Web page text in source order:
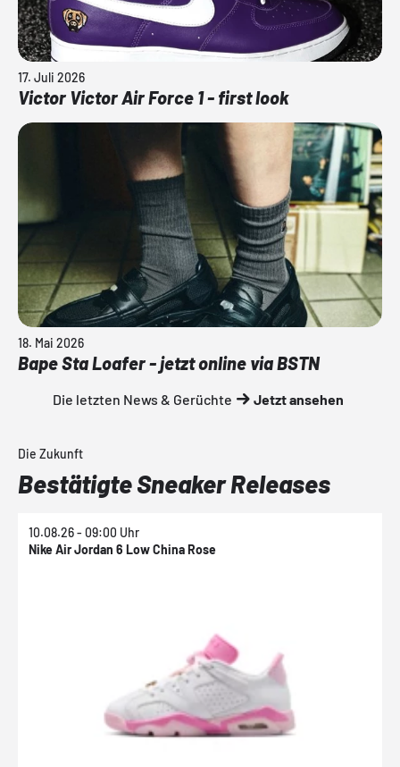
17. Juli 2026
Victor Victor Air Force 1 - first look
18. Mai 2026
Bape Sta Loafer - jetzt online via BSTN
Die letzten News & Gerüchte Jetzt ansehen
Die Zukunft
Bestätigte Sneaker Releases
10.08.26 - 09:00 Uhr
Nike Air Jordan 6 Low China Rose